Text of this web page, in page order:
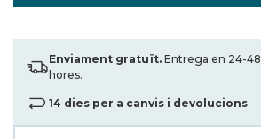
Enviament gratuït. Entrega en 24-48
hores.
14 dies per a canvis i devolucions